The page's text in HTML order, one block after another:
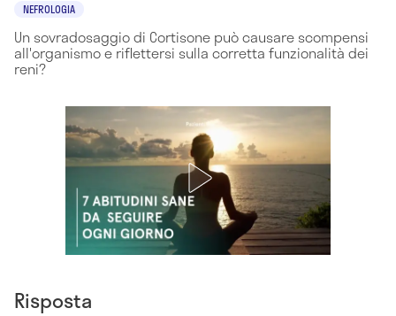
NEFROLOGIA
Un sovradosaggio di Cortisone può causare scompensi
all'organismo e riflettersi sulla corretta funzionalità dei
reni?
Risposta